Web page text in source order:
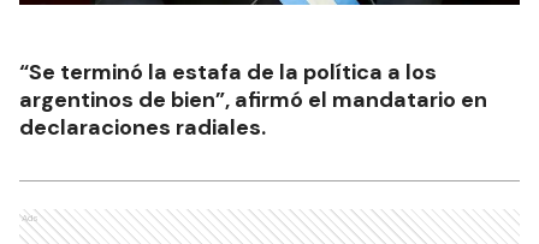
“Se terminó la estafa de la política a los
argentinos de bien”, afirmó el mandatario en
declaraciones radiales.
Ads